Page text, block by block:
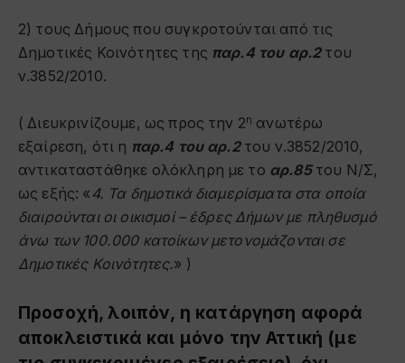
2) τους Δήμους που συγκροτούνται από τις
Δημοτικές Κοινότητες της παρ.4 του αρ.2του
ν.3852/2010.
( Διευκρινίζουμε, ως προς την 2η ανωτέρω
εξαίρεση, ότι η παρ.4 του αρ.2του ν.3852/2010,
αντικαταστάθηκε ολόκληρη με το αρ.85του Ν/Σ,
ως εξής: « 4. Τα δημοτικά διαμερίσματα στα οποία
διαιρούνται οι οικισμοί – έδρες Δήμων με πληθυσμό
άνω των 100.000 κατοίκων μετονομάζονται σε
Δημοτικές Κοινότητες.» )
Προσοχή, λοιπόν, η κατάργηση αφορά
αποκλειστικά και μόνο την Αττική (με